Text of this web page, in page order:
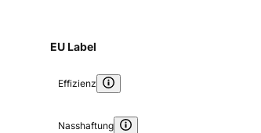
EU Label
Effizienz
Nasshaftung